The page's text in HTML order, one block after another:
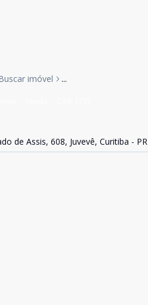
imóvel ...
de Assis, 608, Juvevê, Curitiba - PR